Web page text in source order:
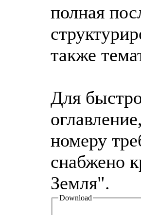
полная
также
Для
номеру
снабжено
Земля".
Download